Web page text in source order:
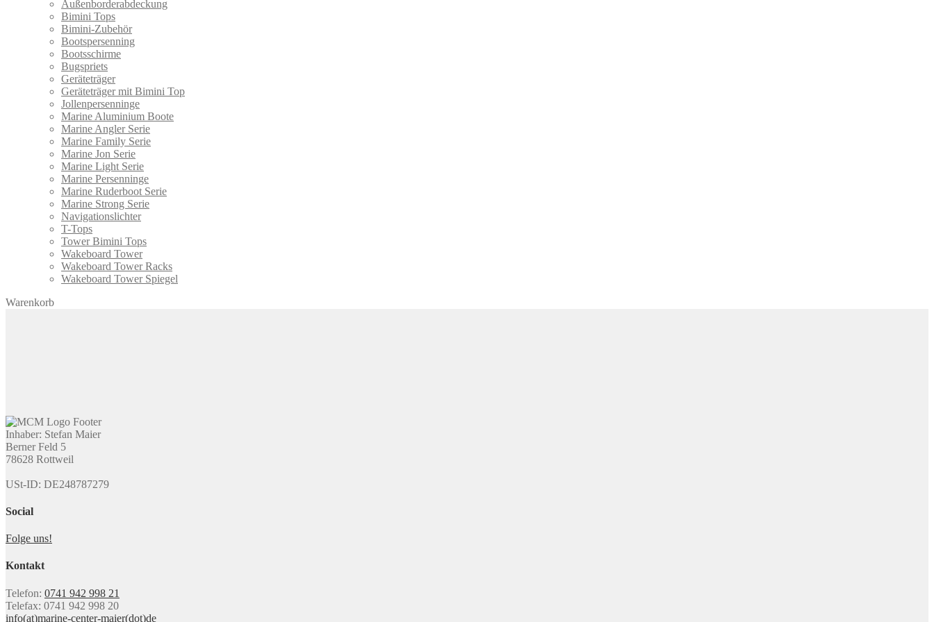
Außenborderabdeckung
Bimini Tops
Bimini-Zubehör
Bootspersenning
Bootsschirme
Bugspriets
Geräteträger
Geräteträger mit Bimini Top
Jollenpersenninge
Marine Aluminium Boote
Marine Angler Serie
Marine Family Serie
Marine Jon Serie
Marine Light Serie
Marine Persenninge
Marine Ruderboot Serie
Marine Strong Serie
Navigationslichter
T-Tops
Tower Bimini Tops
Wakeboard Tower
Wakeboard Tower Racks
Wakeboard Tower Spiegel
Warenkorb
Inhaber: Stefan Maier
Berner Feld 5
78628 Rottweil
USt-ID: DE248787279
Social
Folge uns!
Kontakt
Telefon: 0741 942 998 21
Telefax: 0741 942 998 20
info(at)marine-center-maier(dot)de